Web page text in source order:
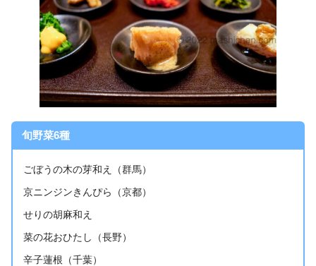
旬野菜6種
ごぼうの木の芽和え（群馬）
京ニンジンきんぴら（京都）
せりの胡麻和え
菜の花おひたし（長野）
辛子蓮根（千葉）